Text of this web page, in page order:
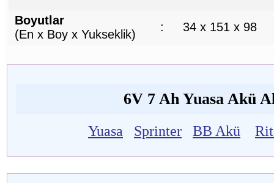
Boyutlar
(En x Boy x Yukseklik)
: 34 x 151 x 98
6V 7 Ah Yuasa Akü
Yuasa Sprinter BB Akü